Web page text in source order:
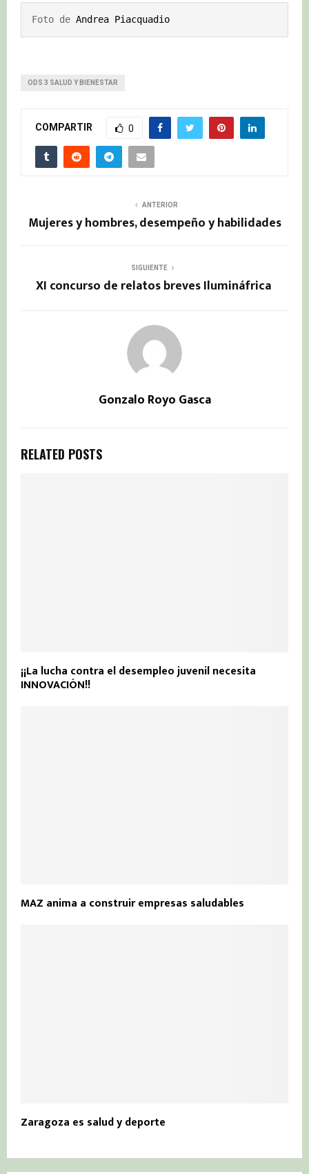
Foto de Andrea Piacquadio
ODS 3 SALUD Y BIENESTAR
COMPARTIR 0
ANTERIOR
Mujeres y hombres, desempeño y habilidades
SIGUIENTE
XI concurso de relatos breves Ilumináfrica
Gonzalo Royo Gasca
RELATED POSTS
¡¡La lucha contra el desempleo juvenil necesita
INNOVACIÓN!!
MAZ anima a construir empresas saludables
Zaragoza es salud y deporte